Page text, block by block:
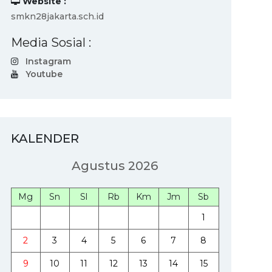
smkn28jakarta.sch.id
Media Sosial :
Instagram
Youtube
KALENDER
Agustus 2026
Mg Sn Sl Rb Km Jm
Sb
1
2 3 4 5 6 7 8
9 10 11 12 13 14 15